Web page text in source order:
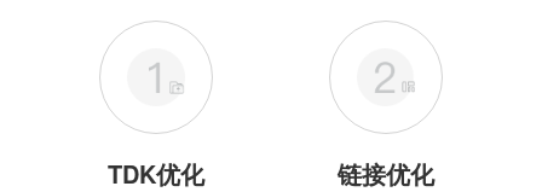
TDK优化 链接优化